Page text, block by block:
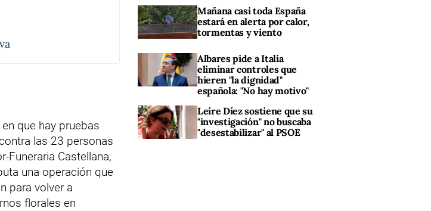
que hay pruebas
las 23 personas
Funeraria Castellana,
una operación que
para volver a
florales en
Mañana casi toda España
estará en alerta por calor,
tormentas y viento
Albares pide a Italia
eliminar controles que
hieren "la dignidad"
española: "No hay motivo"
Leire Díez sostiene que su
"investigación" no buscaba
"desestabilizar" al PSOE